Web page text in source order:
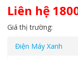
Liên hệ
Giá thị trường:
Điện Máy Xanh